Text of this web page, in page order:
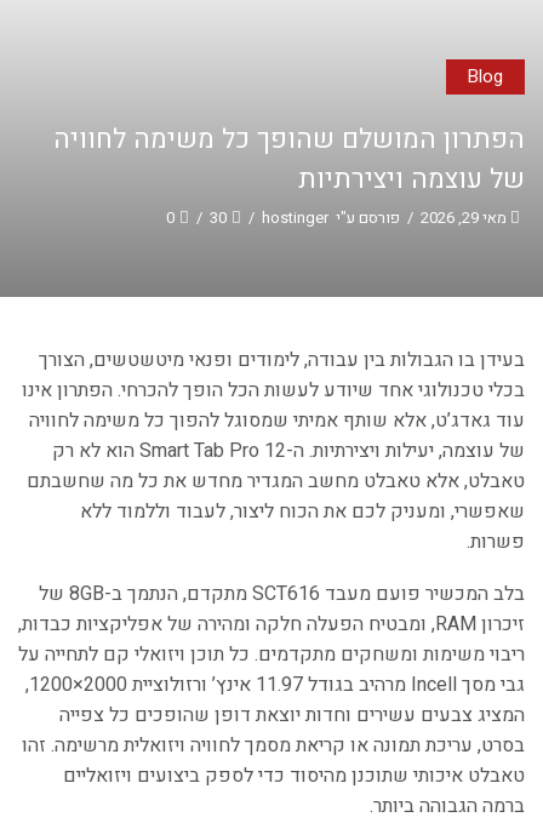
Blog
הפתרון המושלם שהופך כל משימה לחוויה
של עוצמה ויצירתיות
מאי 29, 2026 / פורסם ע"י hostinger
/
30
/
0
בעידן בו הגבולות בין עבודה, לימודים ופנאי מיטשטשים, הצורך
בכלי טכנולוגי אחד שיודע לעשות הכל הופך להכרחי. הפתרון אינו
עוד גאדג’ט, אלא שותף אמיתי שמסוגל להפוך כל משימה לחוויה
של עוצמה, יעילות ויצירתיות. ה-Smart Tab Pro 12 הוא לא רק
טאבלט, אלא טאבלט מחשב המגדיר מחדש את כל מה שחשבתם
שאפשרי, ומעניק לכם את הכוח ליצור, לעבוד וללמוד ללא
פשרות.
בלב המכשיר פועם מעבד SCT616 מתקדם, הנתמך ב-8GB של
זיכרון RAM, ומבטיח הפעלה חלקה ומהירה של אפליקציות כבדות,
ריבוי משימות ומשחקים מתקדמים. כל תוכן ויזואלי קם לתחייה על
גבי מסך Incell מרהיב בגודל 11.97 אינץ’ ורזולוציית 2000×1200,
המציג צבעים עשירים וחדות יוצאת דופן שהופכים כל צפייה
בסרט, עריכת תמונה או קריאת מסמך לחוויה ויזואלית מרשימה. זהו
טאבלט איכותי שתוכנן מהיסוד כדי לספק ביצועים ויזואליים
ברמה הגבוהה ביותר.